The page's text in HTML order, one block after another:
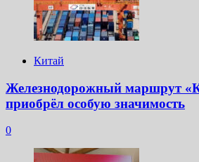
Китай
Железнодорожный маршрут
приобрёл особую значимость
0